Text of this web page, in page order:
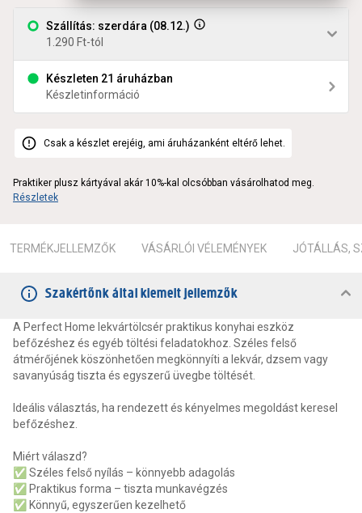
Szállítás: szerdára (08.12.)
1.290 Ft-tól
Készleten 21 áruházban
Készletinformáció
Csak a készlet erejéig, ami áruházanként eltérő lehet.
Praktiker plusz kártyával akár 10%-kal olcsóbban vásárolhatod meg.
Részletek
TERMÉKJELLEMZŐK VÁSÁRLÓI VÉLEMÉNYEK JÓTÁLLÁS,
Szakértőnk által kiemelt jellemzők
A Perfect Home lekvártölcsér praktikus konyhai eszköz
befőzéshez és egyéb töltési feladatokhoz. Széles felső
átmérőjének köszönhetően megkönnyíti a lekvár, dzsem vagy
savanyúság tiszta és egyszerű üvegbe töltését.
Ideális választás, ha rendezett és kényelmes megoldást keresel
befőzéshez.
Miért válaszd?
✅ Széles felső nyílás – könnyebb adagolás
✅ Praktikus forma – tiszta munkavégzés
✅ Könnyű, egyszerűen kezelhető